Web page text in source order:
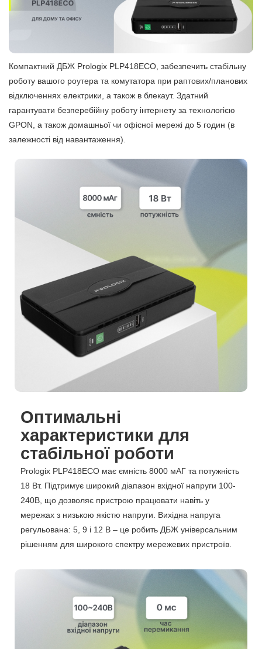
Компактний ДБЖ Prologix PLP418ECO, забезпечить стабільну
роботу вашого роутера та комутатора при раптових/планових
відключеннях електрики, а також в блекаут. Здатний
гарантувати безперебійну роботу інтернету за технологією
GPON, а також домашньої чи офісної мережі до 5 годин (в
залежності від навантаження).
Оптимальні
характеристики для
стабільної роботи
Prologix PLP418ECO має ємність 8000 мАГ та потужність
18 Вт. Підтримує широкий діапазон вхідної напруги 100-
240В, що дозволяє пристрою працювати навіть у
мережах з низькою якістю напруги. Вихідна напруга
регульована: 5, 9 і 12 В – це робить ДБЖ універсальним
рішенням для широкого спектру мережевих пристроїв.